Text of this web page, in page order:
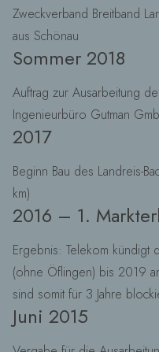
Zweckverband Breitband
aus Schönau
Sommer 2018
Auftrag zur Ausarbeitung
Ingenieurbüro Gutman
2017
Beginn Bau des Landreis-
km)
2016 – 1.
Ergebnis: Telekom kündigt
(ohne Öflingen) bis 2019
sind somit für 3 Jahre
Juni 2015